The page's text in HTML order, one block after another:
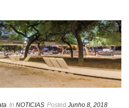
In NOTICIAS Posted Junho 8, 2018